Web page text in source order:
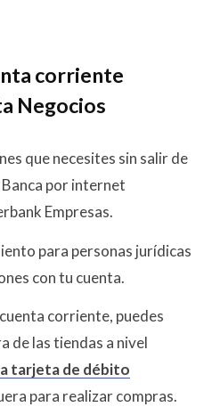
corriente
Negocios
que necesites sin salir de
por internet
Empresas.
para personas jurídicas
con tu cuenta.
corriente, puedes
de las tiendas a nivel
tarjeta de débito
para realizar compras.